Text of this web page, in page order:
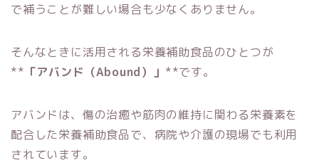
で補うことが難しい場合も少なくありません。
そんなときに活用される栄養補助食品のひとつが
** 「アバンド（Abound）」 **です。
アバンドは、傷の治癒や筋肉の維持に関わる栄養素を
配合した栄養補助食品で、病院や介護の現場でも利用
されています。